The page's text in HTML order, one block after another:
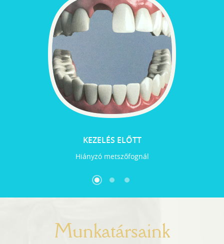
KEZELÉS ELŐTT
Hiányzó metszőfognál
Munkatársaink